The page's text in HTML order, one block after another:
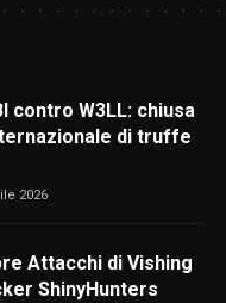
contro W3LL: chiusa
di truffe
2026
Attacchi di Vishing
ShinyHunters